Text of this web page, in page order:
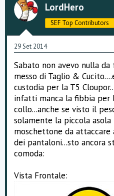
LordHero
SEF Top Contributors
29 Set 2014
Sabato non avevo nulla
messo di Taglio &
custodia per la T5
infatti manca la fibbia per
collo...anche se visto il
solamente la piccola
moschettone da
dei pantaloni...sto ancora
comoda:
Vista Frontale: